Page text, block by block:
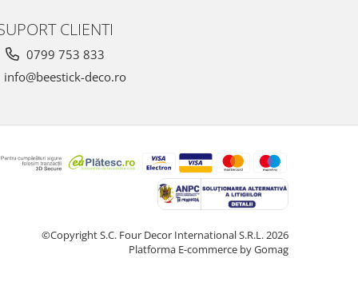
CLIENTI
0799 753 833
info@beestick-deco.ro
©Copyright S.C. Four Decor International S.R.L. 2026
Platforma E-commerce by Gomag